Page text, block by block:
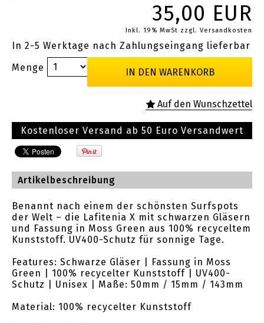
35,00 EUR
Inkl. 19% MwSt zzgl. Versandkosten
In 2-5 Werktage nach Zahlungseingang lieferbar
Menge
Kostenloser Versand ab 50 Euro Versandwert
Artikelbeschreibung
Benannt nach einem der schönsten Surfspots
der Welt – die Lafitenia X mit schwarzen Gläsern
und Fassung in Moss Green aus 100% recyceltem
Kunststoff. UV400-Schutz für sonnige Tage.
Features: Schwarze Gläser | Fassung in Moss
Green | 100% recycelter Kunststoff | UV400-
Schutz | Unisex | Maße: 50mm / 15mm / 143mm
Material: 100% recycelter Kunststoff